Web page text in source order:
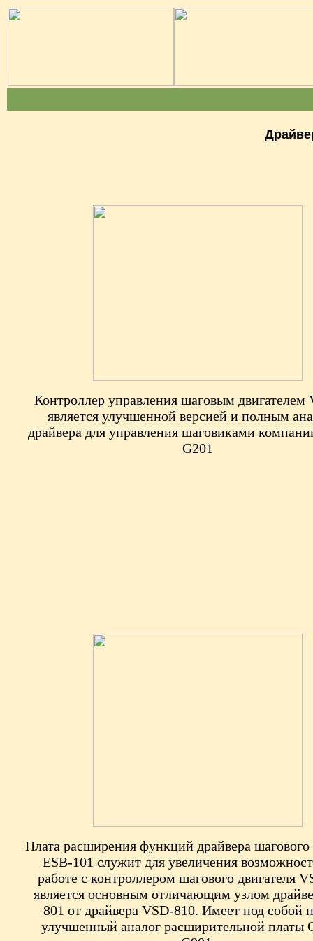
Контроллер управления шаговым двигателем
является улучшенной версией и полным
драйвера для управления шаговиками
G201
Плата расширения функций драйвера шагового
ESB-101 служит для увеличения
работе с контроллером шагового двигателя
является основным отличающим узлом
801 от драйвера VSD-810. Имеет под собой
улучшенный аналог расширительной платы